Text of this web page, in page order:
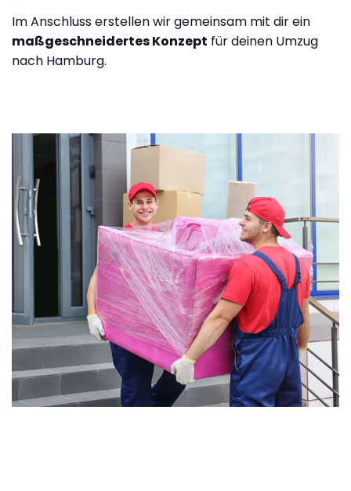
Im Anschluss erstellen wir gemeinsam mit dir ein
maßgeschneidertes Konzept für deinen Umzug
nach Hamburg.